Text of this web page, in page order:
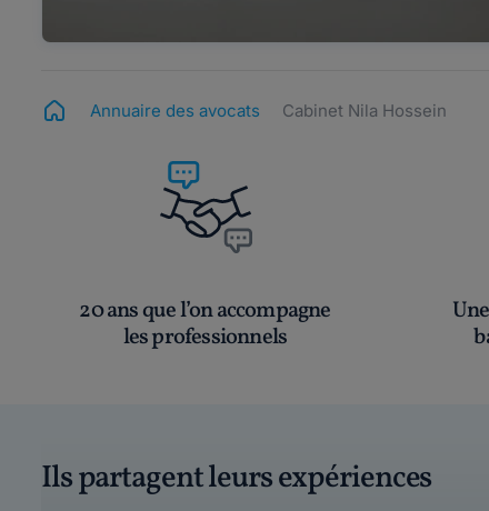
Annuaire des avocats Cabinet Nila Hossein
20 ans que l’on accompagne
les professionnels
Ils partagent leurs expériences